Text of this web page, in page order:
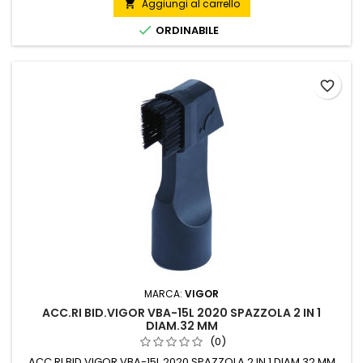
 Aggiungi al carrello
 ORDINABILE
MARCA: VIGOR
ACC.RI BID.VIGOR VBA-15L 2020 SPAZZOLA 2 IN 1
DIAM.32 MM
(0)
favorite_border